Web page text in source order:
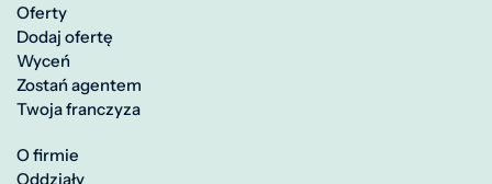
Oferty
Dodaj ofertę
Wyceń
Zostań agentem
Twoja franczyza
O firmie
Oddziały